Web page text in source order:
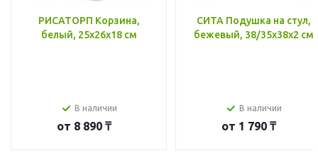
РИСАТОРП Корзина,
белый, 25x26x18 см
В наличии
от 8 890 ₸
СИТА Подушка на стул,
бежевый, 38/35x38x2 см
В наличии
от 1 790 ₸